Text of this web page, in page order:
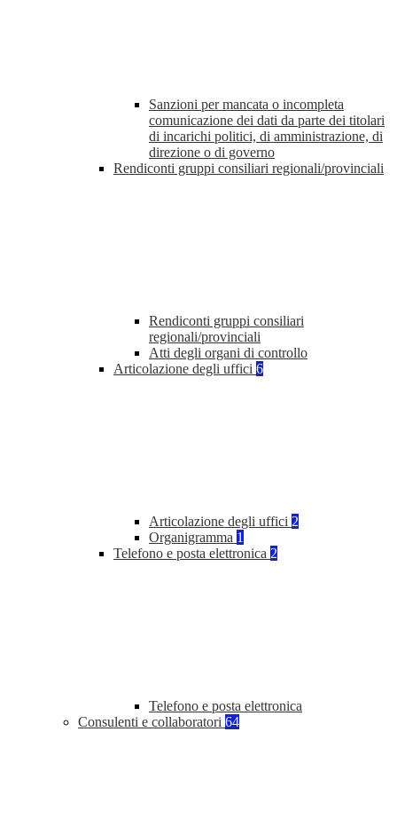
Sanzioni per mancata o incompleta
comunicazione dei dati da parte dei titolari
di incarichi politici, di amministrazione, di
direzione o di governo
Rendiconti gruppi consiliari regionali/provinciali
Rendiconti gruppi consiliari
regionali/provinciali
Atti degli organi di controllo
Articolazione degli uffici 6
Articolazione degli uffici 2
Organigramma 1
Telefono e posta elettronica 2
Telefono e posta elettronica
Consulenti e collaboratori 64